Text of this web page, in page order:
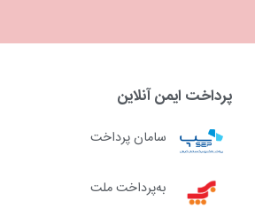
پرداخت ایمن آنلاین
سامان پرداخت
به‌پرداخت ملت